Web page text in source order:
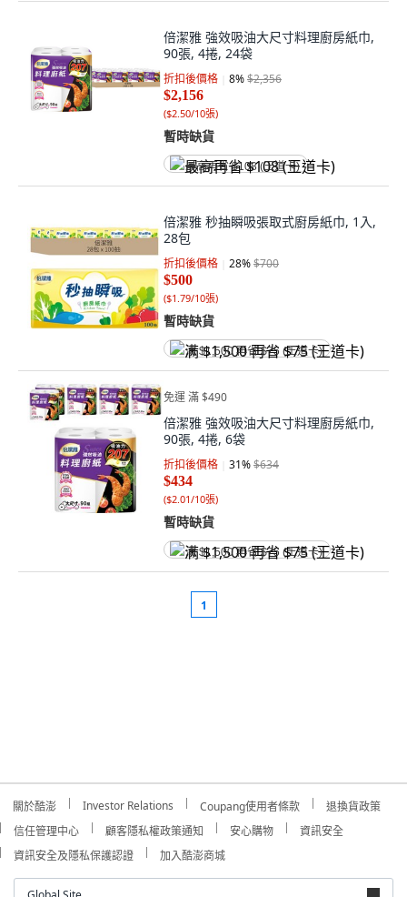
倍潔雅 強效吸油大尺寸料理廚房紙巾,
90張, 4捲, 24袋
折扣後價格 8%$2,356
$2,156
($2.50/10張)
暫時缺貨
最高再省 $108 (王道卡)
倍潔雅 秒抽瞬吸張取式廚房紙巾, 1入,
28包
折扣後價格 28%$700
$500
($1.79/10張)
暫時缺貨
满 $1,500 再省 $75 (王道卡)
免運 滿 $490
倍潔雅 強效吸油大尺寸料理廚房紙巾,
90張, 4捲, 6袋
折扣後價格 31%$634
$434
($2.01/10張)
暫時缺貨
满 $1,500 再省 $75 (王道卡)
1
關於酷澎 Investor Relations Coupang使用者條款
退換貨政策
信任管理中心
顧客隱私權政策通知 安心購物
資訊安全
資訊安全及隱私保護認證
加入酷澎商城